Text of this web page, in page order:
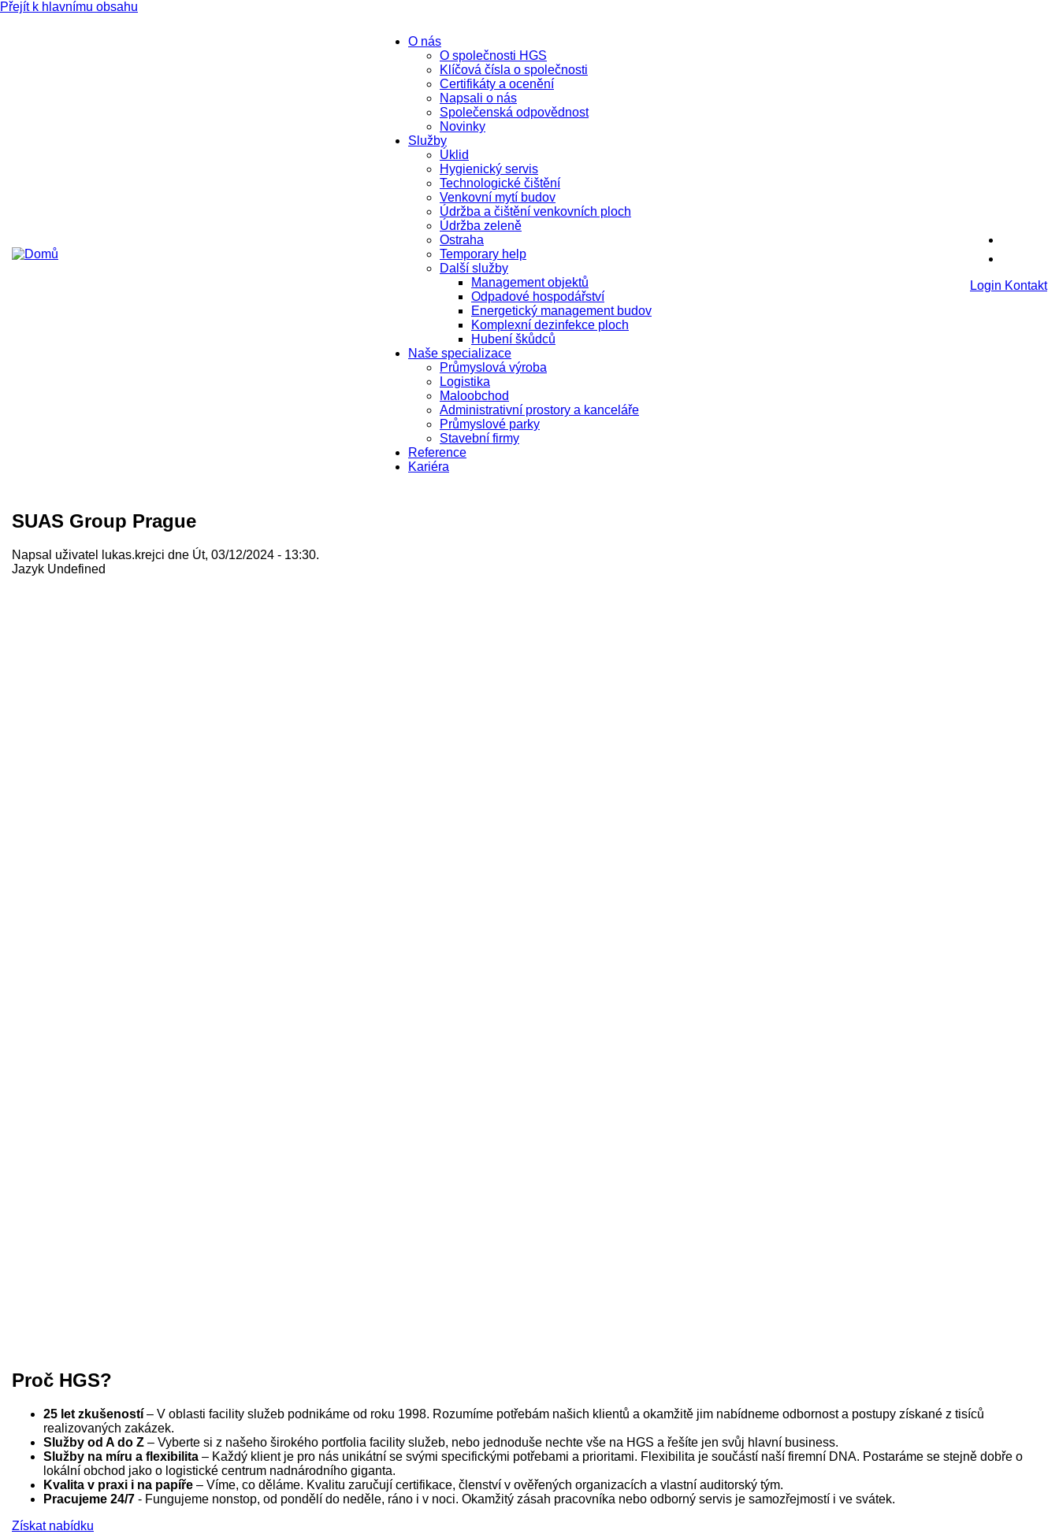
Přejít k hlavnímu obsahu
O nás
O společnosti HGS
Klíčová čísla o společnosti
Certifikáty a ocenění
Napsali o nás
Společenská odpovědnost
Novinky
Služby
Úklid
Hygienický servis
Technologické čištění
Venkovní mytí budov
Údržba a čištění venkovních ploch
Údržba zeleně
Ostraha
Temporary help
Další služby
Management objektů
Odpadové hospodářství
Energetický management budov
Komplexní dezinfekce ploch
Hubení škůdců
Naše specializace
Průmyslová výroba
Logistika
Maloobchod
Administrativní prostory a kanceláře
Průmyslové parky
Stavební firmy
Reference
Kariéra
Login Kontakt
SUAS Group Prague
Napsal uživatel lukas.krejci dne Út, 03/12/2024 - 13:30.
Jazyk Undefined
Proč HGS?
25 let zkušeností – V oblasti facility služeb podnikáme od roku 1998. Rozumíme potřebám našich klientů a okamžitě jim nabídneme odbornost a postupy získané z tisíců
realizovaných zakázek.
Služby od A do Z – Vyberte si z našeho širokého portfolia facility služeb, nebo jednoduše nechte vše na HGS a řešíte jen svůj hlavní business.
Služby na míru a flexibilita – Každý klient je pro nás unikátní se svými specifickými potřebami a prioritami. Flexibilita je součástí naší firemní DNA. Postaráme se stejně dobře o
lokální obchod jako o logistické centrum nadnárodního giganta.
Kvalita v praxi i na papíře – Víme, co děláme. Kvalitu zaručují certifikace, členství v ověřených organizacích a vlastní auditorský tým.
Pracujeme 24/7 - Fungujeme nonstop, od pondělí do neděle, ráno i v noci. Okamžitý zásah pracovníka nebo odborný servis je samozřejmostí i ve svátek.
Získat nabídku